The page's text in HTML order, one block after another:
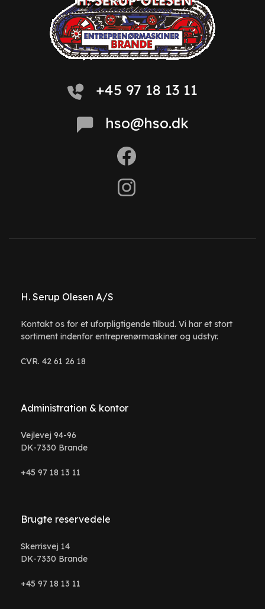
+45 97 18 13 11
hso@hso.dk
H. Serup Olesen A/S
Kontakt os for et uforpligtigende tilbud. Vi har et stort
sortiment indenfor entreprenørmaskiner og udstyr.
CVR. 42 61 26 18
Administration & kontor
Vejlevej 94-96
DK-7330 Brande
+45 97 18 13 11
Brugte reservedele
Skerrisvej 14
DK-7330 Brande
+45 97 18 13 11